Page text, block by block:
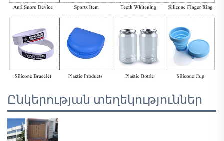
Ընկերության տեղեկություններ